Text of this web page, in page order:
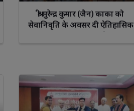
श्री सुरेन्द्र कुमार (जैन) काका को
सेवानिवृति के अवसर दी ऐतिहासिक